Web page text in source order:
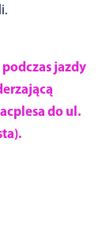
jazdy
do ul.